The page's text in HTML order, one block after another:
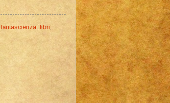
,fantascienza ,libri,